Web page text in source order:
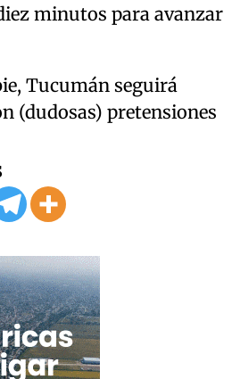
minutos para avanzar
Tucumán seguirá
(dudosas) pretensiones